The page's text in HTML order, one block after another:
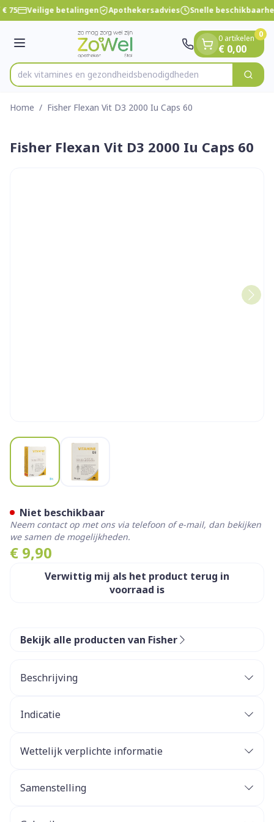
Ga naar de inhoud
1 van 1
75 Veilige betalingen Apothekersadvies Snelle
Menu
Product, merk, categorie...
Ontdek vitamines en gezondheidsbenodigdheden Zoek
0 artikelen
€ 0,00
0
Home / Fisher Flexan Vit D3 2000 Iu Caps 60
Fisher Flexan Vit D3 2000 Iu Caps 60
View larger imageView larger image
€ 9,90
Verwittig mij als het product terug in
voorraad is
Niet beschikbaar
Neem contact op met ons via telefoon of e-mail, dan bekijken
we samen de mogelijkheden.
Bekijk alle producten van Fisher
Beschrijving
te houden en de normale werking van het
Indicatie
Ondersteunt het immuunsysteem en de celdeling.
Wettelijk verplichte informatie
Samenstelling